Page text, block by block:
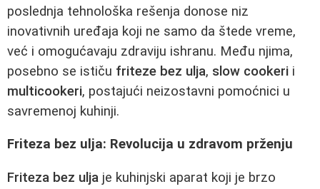
poslednja tehnološka rešenja donose niz
inovativnih uređaja koji ne samo da štede vreme,
već i omogućavaju zdraviju ishranu. Među njima,
posebno se ističu friteze bez ulja, slow cookeri i
multicookeri, postajući neizostavni pomoćnici u
savremenoj kuhinji.
Friteza bez ulja: Revolucija u zdravom prženju
Friteza bez ulja je kuhinjski aparat koji je brzo